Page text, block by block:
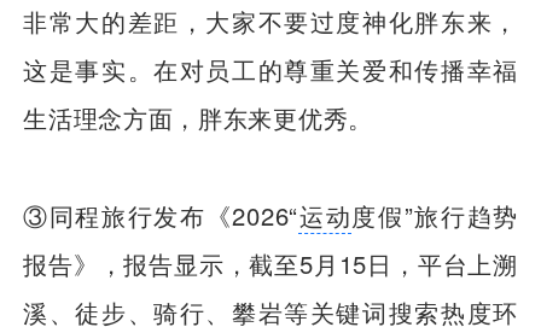
非常大的差距，大家不要过度神化胖东来，
这是事实。在对员工的尊重关爱和传播幸福
生活理念方面，胖东来更优秀。
③同程旅行发布《2026“运动度假”旅行趋势
报告》，报告显示，截至5月15日，平台上溯
溪、徒步、骑行、攀岩等关键词搜索热度环